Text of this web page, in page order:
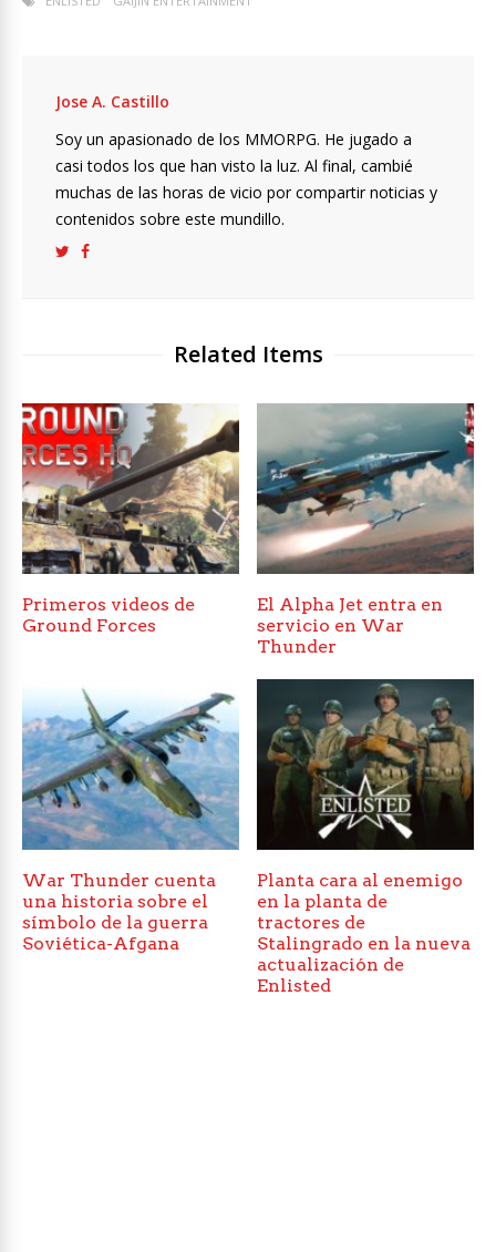
Jose A. Castillo
Soy un apasionado de los MMORPG. He jugado a
casi todos los que han visto la luz. Al final, cambié
muchas de las horas de vicio por compartir noticias y
contenidos sobre este mundillo.
Related Items
Primeros videos de
Ground Forces
El Alpha Jet entra en
servicio en War
Thunder
War Thunder cuenta
una historia sobre el
símbolo de la guerra
Soviética-Afgana
Planta cara al enemigo
en la planta de
tractores de
Stalingrado en la nueva
actualización de
Enlisted